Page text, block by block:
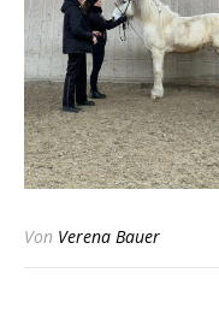
Von Verena Bauer